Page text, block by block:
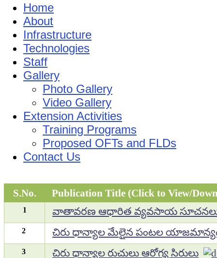
Home
About
Infrastructure
Technologies
Staff
Gallery
Photo Gallery
Video Gallery
Extension Activities
Training Programs
Proposed OFTs and FLDs
Contact Us
S.No. Publication Title (Click to View/
1 వాతావరణ ఆధారిత వ్యవసాయ
2 చిరు ధాన్యాల మేలైన పంటల
3 చిరు ధాన్యాల రుచులు ఆరోగ్య సిరులు